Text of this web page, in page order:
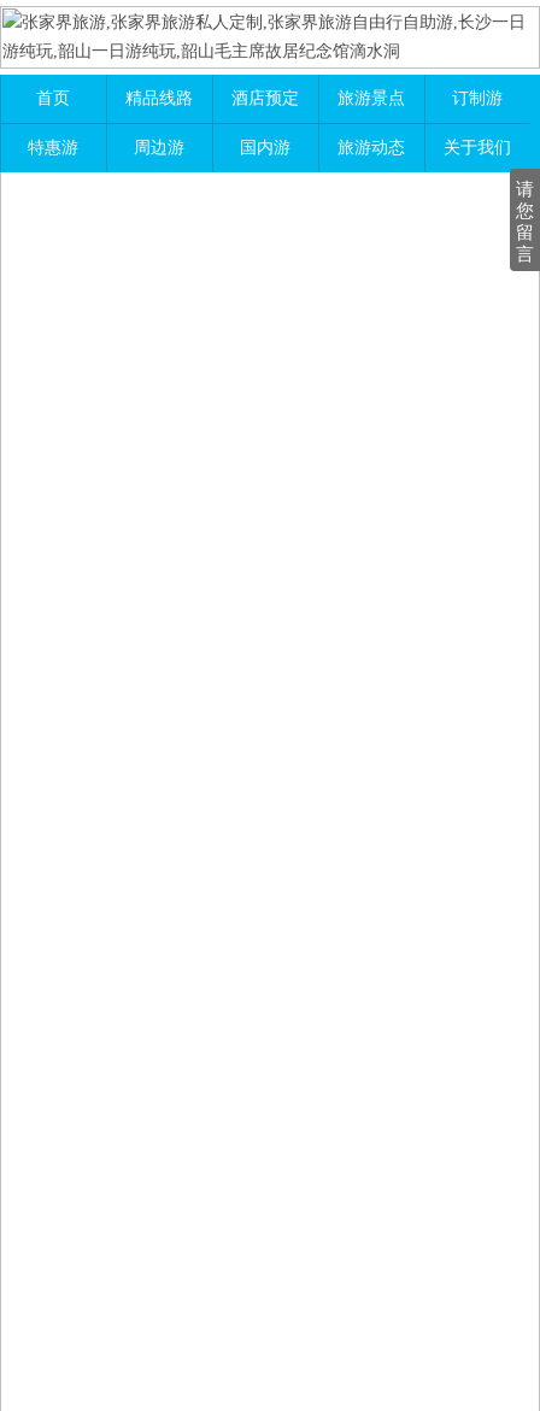
首页 精品线路 酒店预定 旅游景点 订制游
特惠游 周边游 国内游 旅游动态 关于我们
请
您
留
言